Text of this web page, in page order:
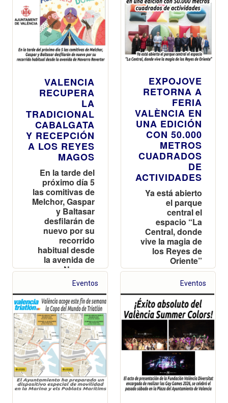
VALENCIA
RECUPERA
LA
TRADICIONAL
CABALGATA
Y RECEPCIÓN
A LOS REYES
MAGOS
En la tarde del
próximo día 5
las comitivas de
Melchor, Gaspar
y Baltasar
desfilarán de
nuevo por su
recorrido
habitual desde
la avenida de
Navarro
Reverter
EXPOJOVE
RETORNA A
FERIA
VALÈNCIA EN
UNA EDICIÓN
CON 50.000
METROS
CUADRADOS
DE
ACTIVIDADES
Ya está abierto
el parque
central el
espacio “La
Central, donde
vive la magia de
los Reyes de
Oriente”
Eventos Eventos